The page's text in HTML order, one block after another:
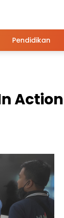
Pendidikan
Action